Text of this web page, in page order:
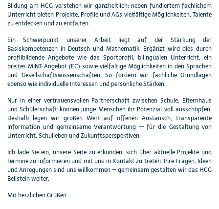
Bildung am HCG verstehen wir ganzheitlich: neben fundiertem fachlichem
Unterricht bieten Projekte, Profile und AGs vielfältige Möglichkeiten, Talente
zu entdecken und zu entfalten.
Ein Schwerpunkt unserer Arbeit liegt auf der Stärkung der
Basiskompetenzen in Deutsch und Mathematik. Ergänzt wird dies durch
profilbildende Angebote wie das Sportprofil, bilingualen Unterricht, ein
breites MINT-Angebot (EC) sowie vielfältige Möglichkeiten in den Sprachen
und Gesellschaftswissenschaften. So fördern wir fachliche Grundlagen
ebenso wie individuelle Interessen und persönliche Stärken.
Nur in einer vertrauensvollen Partnerschaft zwischen Schule, Elternhaus
und Schülerschaft können junge Menschen ihr Potenzial voll ausschöpfen.
Deshalb legen wir großen Wert auf offenen Austausch, transparente
Information und gemeinsame Verantwortung — für die Gestaltung von
Unterricht, Schulleben und Zukunftsperspektiven.
Ich lade Sie ein, unsere Seite zu erkunden, sich über aktuelle Projekte und
Termine zu informieren und mit uns in Kontakt zu treten. Ihre Fragen, Ideen
und Anregungen sind uns willkommen — gemeinsam gestalten wir das HCG
Beilstein weiter.
Mit herzlichen Grüßen